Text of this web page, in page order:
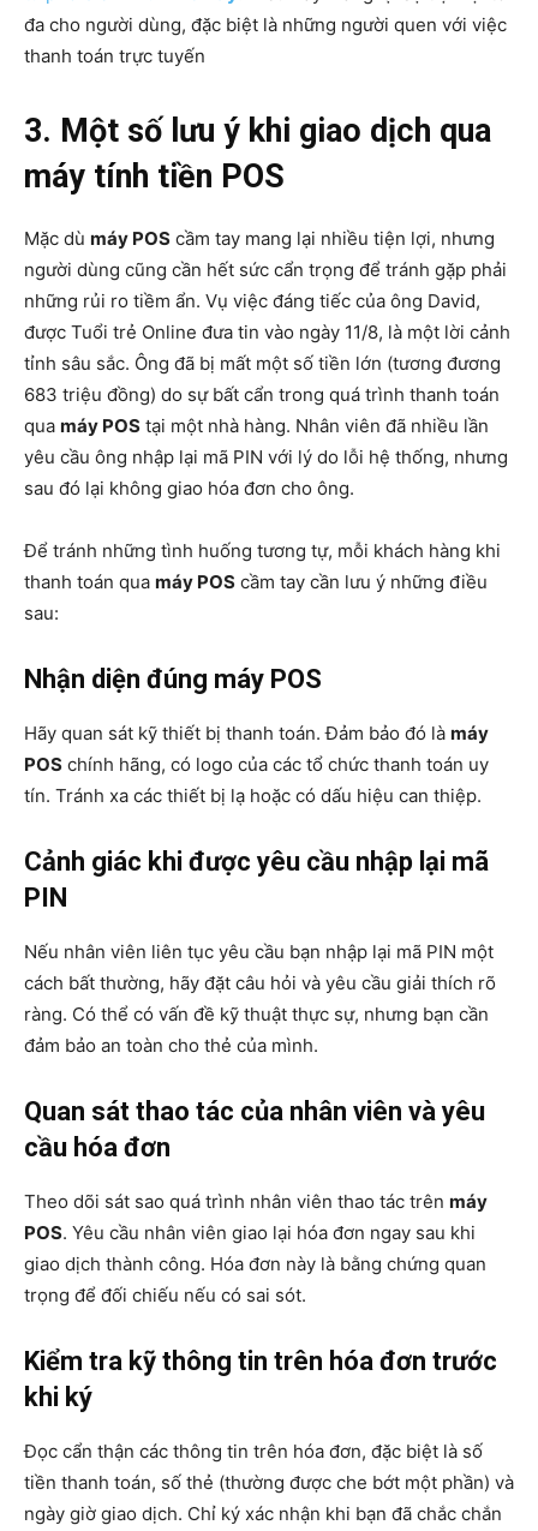
đa cho người dùng, đặc biệt là những người quen với việc
thanh toán trực tuyến
3. Một số lưu ý khi giao dịch qua
máy tính tiền POS
Mặc dù máy POS cầm tay mang lại nhiều tiện lợi, nhưng
người dùng cũng cần hết sức cẩn trọng để tránh gặp phải
những rủi ro tiềm ẩn. Vụ việc đáng tiếc của ông David,
được Tuổi trẻ Online đưa tin vào ngày 11/8, là một lời cảnh
tỉnh sâu sắc. Ông đã bị mất một số tiền lớn (tương đương
683 triệu đồng) do sự bất cẩn trong quá trình thanh toán
qua máy POS tại một nhà hàng. Nhân viên đã nhiều lần
yêu cầu ông nhập lại mã PIN với lý do lỗi hệ thống, nhưng
sau đó lại không giao hóa đơn cho ông.
Để tránh những tình huống tương tự, mỗi khách hàng khi
thanh toán qua máy POS cầm tay cần lưu ý những điều
sau:
Nhận diện đúng máy POS
Hãy quan sát kỹ thiết bị thanh toán. Đảm bảo đó là máy
POS chính hãng, có logo của các tổ chức thanh toán uy
tín. Tránh xa các thiết bị lạ hoặc có dấu hiệu can thiệp.
Cảnh giác khi được yêu cầu nhập lại mã
PIN
Nếu nhân viên liên tục yêu cầu bạn nhập lại mã PIN một
cách bất thường, hãy đặt câu hỏi và yêu cầu giải thích rõ
ràng. Có thể có vấn đề kỹ thuật thực sự, nhưng bạn cần
đảm bảo an toàn cho thẻ của mình.
Quan sát thao tác của nhân viên và yêu
cầu hóa đơn
Theo dõi sát sao quá trình nhân viên thao tác trên máy
POS. Yêu cầu nhân viên giao lại hóa đơn ngay sau khi
giao dịch thành công. Hóa đơn này là bằng chứng quan
trọng để đối chiếu nếu có sai sót.
Kiểm tra kỹ thông tin trên hóa đơn trước
khi ký
Đọc cẩn thận các thông tin trên hóa đơn, đặc biệt là số
tiền thanh toán, số thẻ (thường được che bớt một phần) và
ngày giờ giao dịch. Chỉ ký xác nhận khi bạn đã chắc chắn